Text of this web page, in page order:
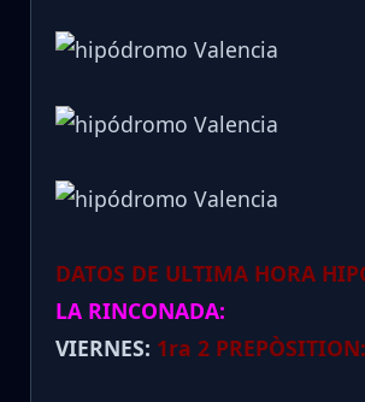
DATOS DE ULTIMA HORA
LA RINCONADA:
VIERNES: 1ra 2